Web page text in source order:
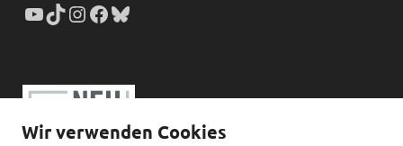
Wir verwenden Cookies